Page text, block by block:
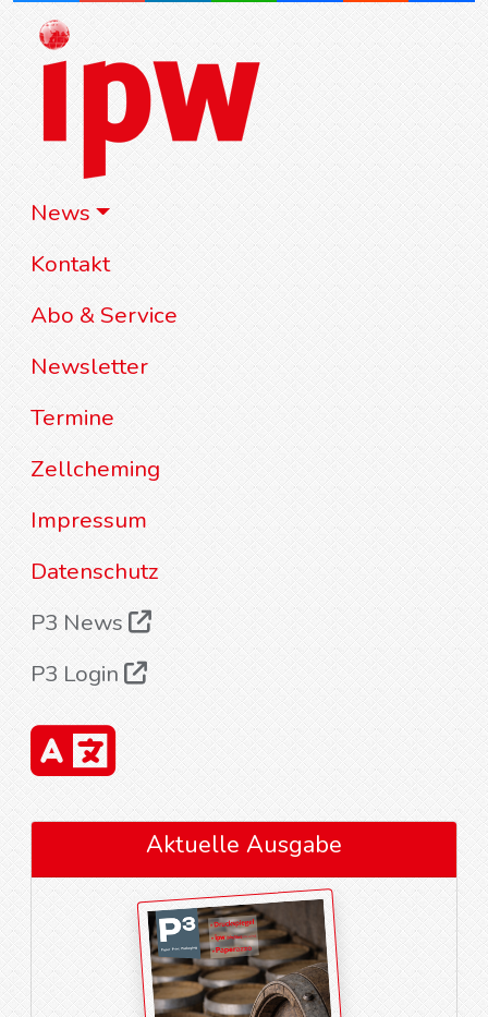
News
Kontakt
Abo & Service
Newsletter
Termine
Zellcheming
Impressum
Datenschutz
P3 News
P3 Login
Aktuelle Ausgabe